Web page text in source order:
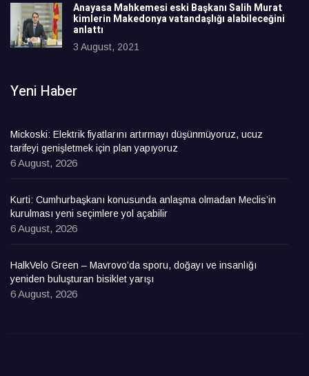
Anayasa Mahkemesi eski Başkanı Salih Murat
kimlerin Makedonya vatandaşlığı alabileceğini
anlattı
3 August, 2021
Yeni Haber
Mickoski: Elektrik fiyatlarını artırmayı düşünmüyoruz, ucuz
tarifeyi genişletmek için plan yapıyoruz
6 August, 2026
Kurti: Cumhurbaşkanı konusunda anlaşma olmadan Meclis’in
kurulması yeni seçimlere yol açabilir
6 August, 2026
HalkVelo Green – Mavrovo’da sporu, doğayı ve insanlığı
yeniden buluşturan bisiklet yarışı
6 August, 2026